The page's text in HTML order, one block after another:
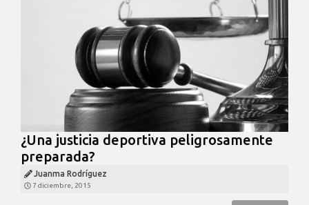
¿Una justicia deportiva peligrosamente
preparada?
Juanma Rodríguez
7 diciembre, 2015